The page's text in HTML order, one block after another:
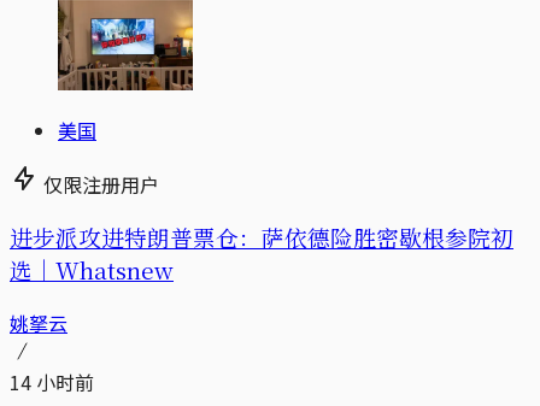
美国
仅限注册用户
进步派攻进特朗普票仓：萨依德险胜密歇根参院初
选｜Whatsnew
姚拏云
14 小时前